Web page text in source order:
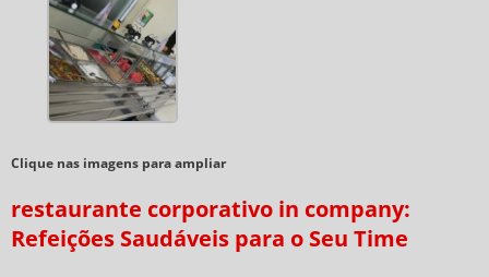
Clique nas imagens para ampliar
restaurante corporativo in company:
Refeições Saudáveis para o Seu Time